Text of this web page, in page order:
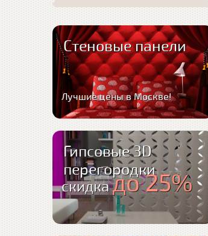
Стеновые панели
Лучшие цены в Москве!
Гипсовые 3D
перегородки
скидкадо 25%